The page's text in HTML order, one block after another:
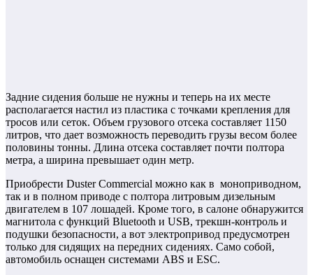
Задние сидения больше не нужны и теперь на их месте
располагается настил из пластика с точками крепления для
тросов или сеток. Объем грузового отсека составляет 1150
литров, что дает возможность переводить грузы весом более
половины тонны. Длина отсека составляет почти полтора
метра, а ширина превышает один метр.
Приобрести Duster Commercial можно как в моноприводном,
так и в полном приводе с полтора литровым дизельным
двигателем в 107 лошадей. Кроме того, в салоне обнаружится
магнитола с функций Bluetooth и USB, трекшн-контроль и
подушки безопасности, а вот электропривод предусмотрен
только для сидящих на передних сидениях. Само собой,
автомобиль оснащен системами ABS и ESC.